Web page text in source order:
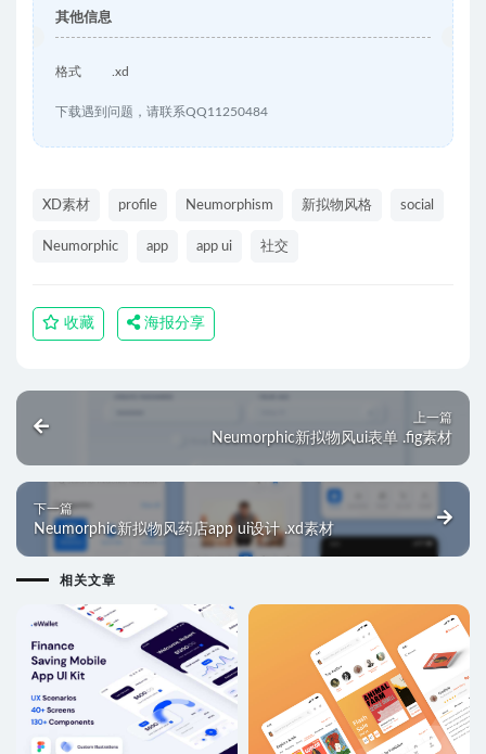
其他信息
格式 .xd
下载遇到问题，请联系QQ11250484
XD素材 profile Neumorphism 新拟物风格 social
Neumorphic app app ui 社交
收藏 海报分享
上一篇
Neumorphic新拟物风ui表单 .fig素材
下一篇
Neumorphic新拟物风药店app ui设计 .xd素材
相关文章